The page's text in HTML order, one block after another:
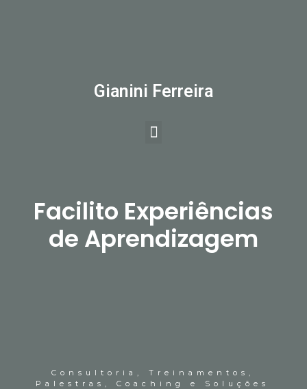
Gianini Ferreira
Facilito Experiências
de Aprendizagem
Consultoria, Treinamentos,
Palestras, Coaching e Soluções